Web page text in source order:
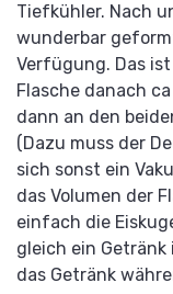
Tiefkühler. Nach
wunderbar
Verfügung. Das
Flasche danach
dann an den
(Dazu muss der
sich sonst ein
das Volumen der
einfach die
gleich ein
das Getränk